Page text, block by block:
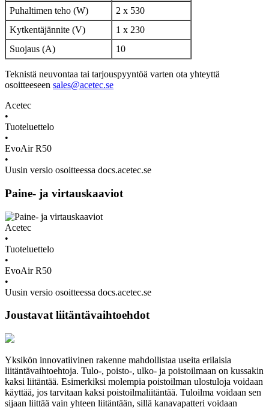
Puhaltimen teho (W)
2 x 530
Kytkentäjännite (V)
1 x 230
Suojaus (A)
10
Teknistä neuvontaa tai tarjouspyyntöä varten ota yhteyttä
osoitteeseen sales@acetec.se
Acetec
•
Tuoteluettelo
•
EvoAir R50
•
Uusin versio osoitteessa docs.acetec.se
Paine- ja virtauskaaviot
Acetec
•
Tuoteluettelo
•
EvoAir R50
•
Uusin versio osoitteessa docs.acetec.se
Joustavat liitäntävaihtoehdot
Yksikön innovatiivinen rakenne mahdollistaa useita erilaisia
liitäntävaihtoehtoja. Tulo-, poisto-, ulko- ja poistoilmaan on kussakin
kaksi liitäntää. Esimerkiksi molempia poistoilman ulostuloja voidaan
käyttää, jos tarvitaan kaksi poistoilmaliitäntää. Tuloilma voidaan sen
sijaan liittää vain yhteen liitäntään, sillä kanavapatteri voidaan